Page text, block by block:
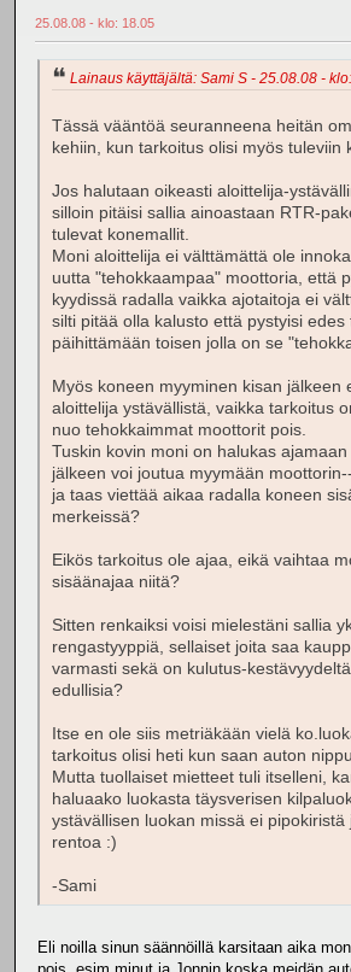
25.08.08 - klo: 18.05
Lainaus käyttäjältä: Sami S - 25.08.08 -
Tässä vääntöä seuranneena heitän
kehiin, kun tarkoitus olisi myös tuleviin
Jos halutaan oikeasti aloittelija-
silloin pitäisi sallia ainoastaan RTR-
tulevat konemallit.
Moni aloittelija ei välttämättä ole
uutta "tehokkaampaa" moottoria, että
kyydissä radalla vaikka ajotaitoja ei
silti pitää olla kalusto että pystyisi edes
päihittämään toisen jolla on se
Myös koneen myyminen kisan jälkeen
aloittelija ystävällistä, vaikka tarkoitus
nuo tehokkaimmat moottorit pois.
Tuskin kovin moni on halukas
jälkeen voi joutua myymään
ja taas viettää aikaa radalla koneen
merkeissä?
Eikös tarkoitus ole ajaa, eikä vaihtaa
sisäänajaa niitä?
Sitten renkaiksi voisi mielestäni sallia
rengastyyppiä, sellaiset joita saa
varmasti sekä on kulutus-
edullisia?
Itse en ole siis metriäkään vielä
tarkoitus olisi heti kun saan auton
Mutta tuollaiset mietteet tuli itselleni,
haluaako luokasta täysverisen
ystävällisen luokan missä ei pipokiristä
rentoa :)
-Sami
Eli noilla sinun säännöillä karsitaan aika